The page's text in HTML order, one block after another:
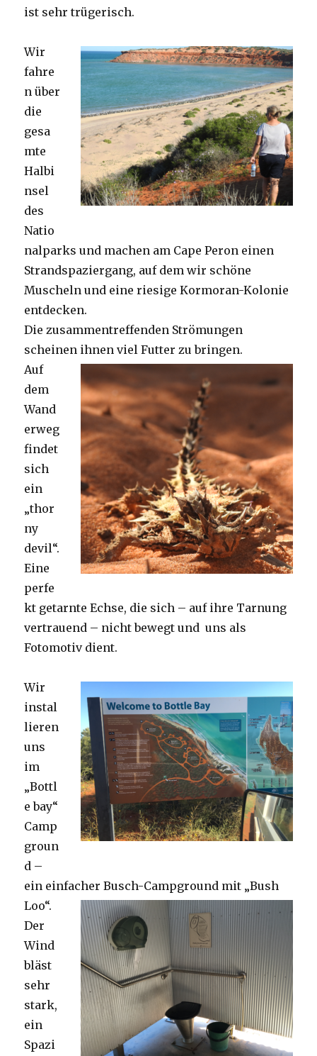
ist sehr trügerisch.
Wir
fahre
n über
die
gesa
mte
Halbi
nsel
des
Natio
nalparks und machen am Cape Peron einen
Strandspaziergang, auf dem wir schöne
Muscheln und eine riesige Kormoran-Kolonie
entdecken.
Die zusammentreffenden Strömungen
scheinen ihnen viel Futter zu bringen.
Auf
dem
Wand
erweg
findet
sich
ein
„thor
ny
devil“.
Eine
perfe
kt getarnte Echse, die sich – auf ihre Tarnung
vertrauend – nicht bewegt und uns als
Fotomotiv dient.
Wir
instal
lieren
uns
im
„Bottl
e bay“
Camp
groun
d –
ein einfacher Busch-Campground mit „Bush
Loo“.
Der
Wind
bläst
sehr
stark,
ein
Spazi